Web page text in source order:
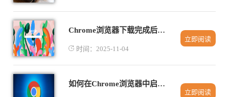
Chrome浏览器下载完成后缓存管理与性能优化操作
时间：2025-11-04
立即阅读
如何在Chrome浏览器中启用Flash播放器
立即阅读